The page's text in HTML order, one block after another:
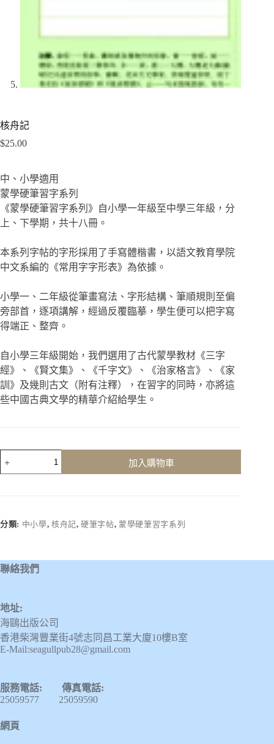
核舟記
$25.00
中、小學適用
蒙學硬筆習字系列
《蒙學硬筆習字系列》自小學一年級至中學三年級，分
上、下學期，共十八冊。
本系列字帖的字形採用了手寫體楷書，以語文教育學院
中文系編的《常用字字形表》為依據。
小學一、二年級從筆畫寫法、字形結構、筆順規則至偏
旁部首，逐項講解，經過反覆臨摹，學生便可以把字寫
得端正、整齊。
自小學三年級開始，我們選用了古代蒙學教材《三字
經》、《賢文集》、《千字文》、《治家格言》、《家
訓》及幾則古文（附有注釋），在習字的同時，亦將這
些中國古典文學的精華介紹給學生。
加入購物車
分類: 中小學, 核舟記,硬筆字帖, 蒙學硬筆習字系列
聯絡我們
地址:
海鷗出版公司
香港柴灣豐業街4號志同昌工業大廈10樓B室
E-Mail:seagullpub28@gmail.com
服務電話: 傳真電話:
25059577 25059590
網頁